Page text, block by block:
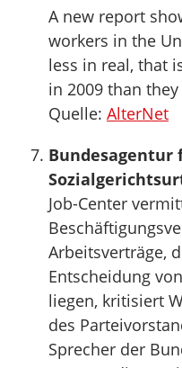
A new report
workers in the
less in real, that
in 2009 than
Quelle: AlterNet
Job-Center
Arbeitsverträge,
Entscheidung
liegen, kritisiert
des
Sprecher der